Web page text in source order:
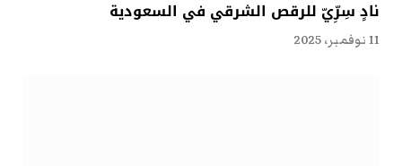
نادٍ سِرِّيّ للرقص الشرقي في السعودية
11 نوفمبر، 2025